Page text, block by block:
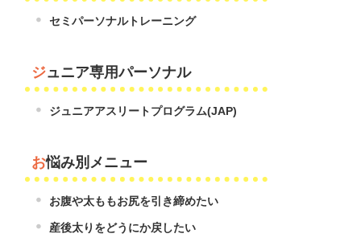
セミパーソナルトレーニング
ジュニア専用パーソナル
ジュニアアスリートプログラム(JAP)
お悩み別メニュー
お腹や太ももお尻を引き締めたい
産後太りをどうにか戻したい